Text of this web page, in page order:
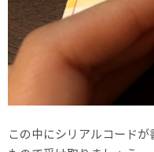
この中にシリアルコード